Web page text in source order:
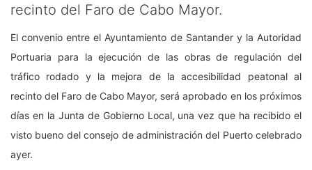
recinto del Faro de Cabo Mayor.
El convenio entre el Ayuntamiento de Santander y la Autoridad
Portuaria para la ejecución de las obras de regulación del
tráfico rodado y la mejora de la accesibilidad peatonal al
recinto del Faro de Cabo Mayor, será aprobado en los próximos
días en la Junta de Gobierno Local, una vez que ha recibido el
visto bueno del consejo de administración del Puerto celebrado
ayer.